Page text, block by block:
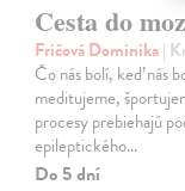
Cesta do
Fričová Dominika|
Čo nás bolí, keď nás
meditujeme,
procesy prebiehajú
epileptického…
Do 5 dní